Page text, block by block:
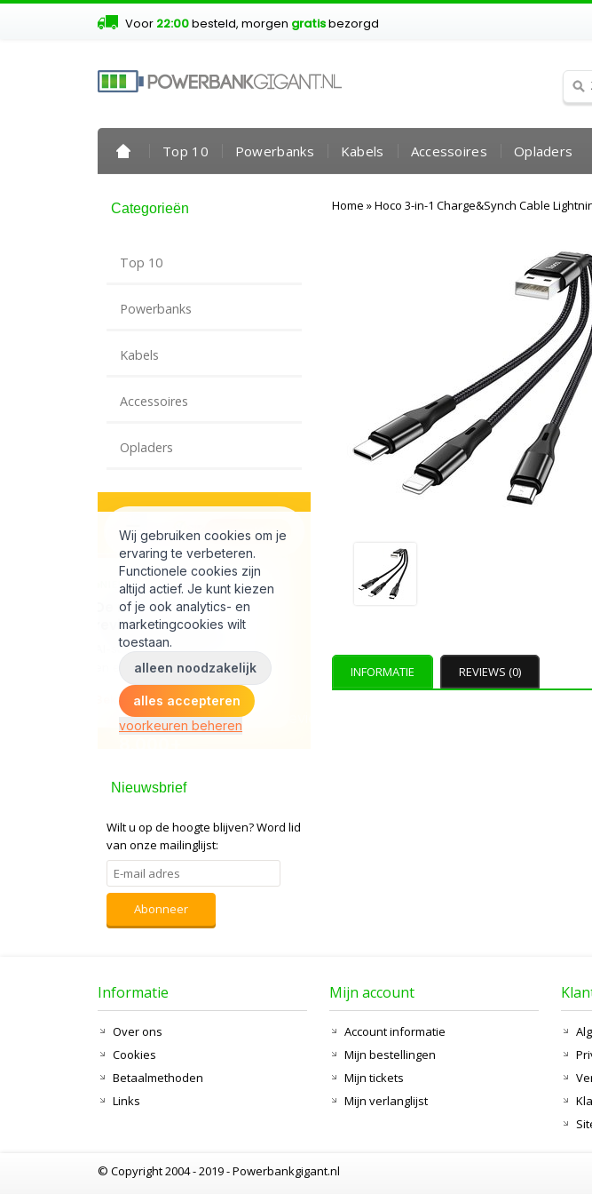
Voor 22:00besteld, morgen gratisbezorgd
Top 10 Powerbanks Kabels Accessoires Opladers
Home »Hoco 3-in-1 Charge&Synch Cable
INFORMATIE REVIEWS (0)
Categorieën
Top 10
Powerbanks
Kabels
Accessoires
Opladers
Nieuwsbrief
Wilt u op de hoogte blijven?Word lid
van onze mailinglijst:
Abonneer
Informatie
Over ons
Cookies
Betaalmethoden
Links
Mijn account
Account informatie
Mijn bestellingen
Mijn tickets
Mijn verlanglijst
© Copyright 2004 - 2019 - Powerbankgigant.nl